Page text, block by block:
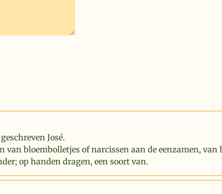
José.
van bloembolletjes of narcissen aan de eenzamen,
op handen dragen, een soort van.